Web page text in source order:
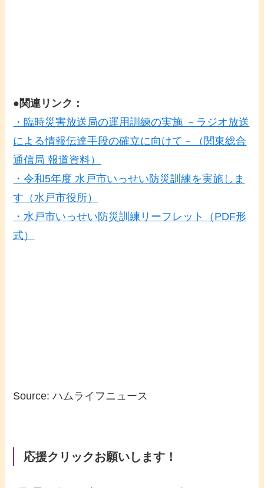
●関連リンク：
・臨時災害放送局の運用訓練の実施 －ラジオ放送
による情報伝達手段の確立に向けて－（関東総合
通信局 報道資料）
・令和5年度 水戸市いっせい防災訓練を実施しま
す（水戸市役所）
・水戸市いっせい防災訓練リーフレット（PDF形
式）
Source: ハムライフニュース
応援クリックお願いします！